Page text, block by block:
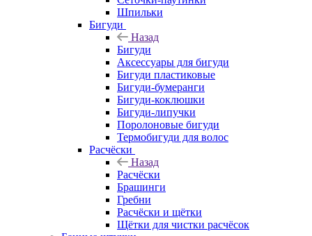
Шпильки
Бигуди
Назад
Бигуди
Аксессуары для бигуди
Бигуди пластиковые
Бигуди-бумеранги
Бигуди-коклюшки
Бигуди-липучки
Поролоновые бигуди
Термобигуди для волос
Расчёски
Назад
Расчёски
Брашинги
Гребни
Расчёски и щётки
Щётки для чистки расчёсок